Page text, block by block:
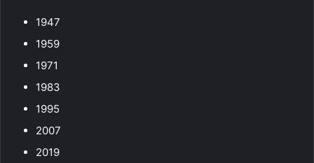
1947
1959
1971
1983
1995
2007
2019